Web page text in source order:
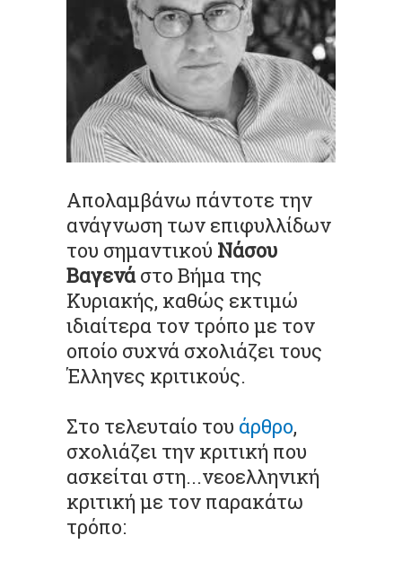
Απολαμβάνω πάντοτε την
ανάγνωση των επιφυλλίδων
του σημαντικού Νάσου
Βαγενάστο Βήμα της
Κυριακής, καθώς εκτιμώ
ιδιαίτερα τον τρόπο με τον
οποίο συχνά σχολιάζει τους
Έλληνες κριτικούς.
Στο τελευταίο του άρθρο,
σχολιάζει την κριτική που
ασκείται στη...νεοελληνική
κριτική με τον παρακάτω
τρόπο: